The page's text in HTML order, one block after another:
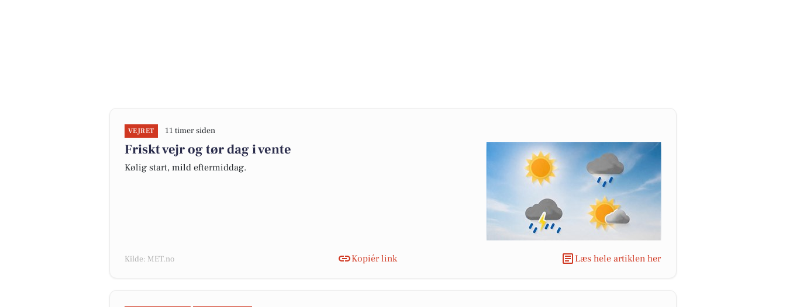
VEJRET 11 timer siden
Friskt vejr og tør dag i vente
Kølig start, mild eftermiddag.
Kilde: MET.no Kopiér link Læs hele artiklen her